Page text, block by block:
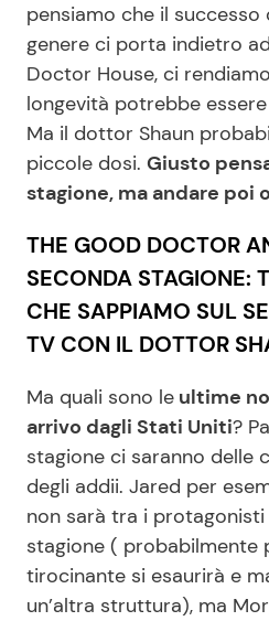
pensiamo che il
genere ci porta indietro
Doctor House, ci
longevità potrebbe
Ma il dottor Shaun
piccole dosi. Giusto
stagione, ma andare poi
THE GOOD DOCTOR
SECONDA STAGIONE:
CHE SAPPIAMO SUL
TV CON IL DOTTOR
Ma quali sono le ultime
arrivo dagli Stati Uniti?
stagione ci saranno delle
degli addii. Jared per
non sarà tra i
stagione ( probabilmente
tirocinante si esaurirà e
un’altra struttura), ma